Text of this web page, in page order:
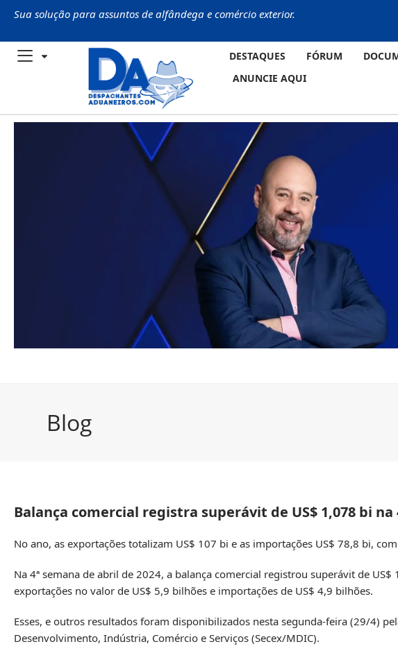
Sua solução para assuntos de alfândega e comércio exterior.
DESTAQUES FÓRUM
ANUNCIE AQUI
Blog
Balança comercial registra superávit de US$ 1,078 bi
No ano, as exportações totalizam US$ 107 bi e as importações US$ 78,8 bi,
Na 4ª semana de abril de 2024, a balança comercial registrou superávit de
exportações no valor de US$ 5,9 bilhões e importações de US$ 4,9 bilhões.
Esses, e outros resultados foram disponibilizados nesta segunda-feira (29/4)
Desenvolvimento, Indústria, Comércio e Serviços (Secex/MDIC).